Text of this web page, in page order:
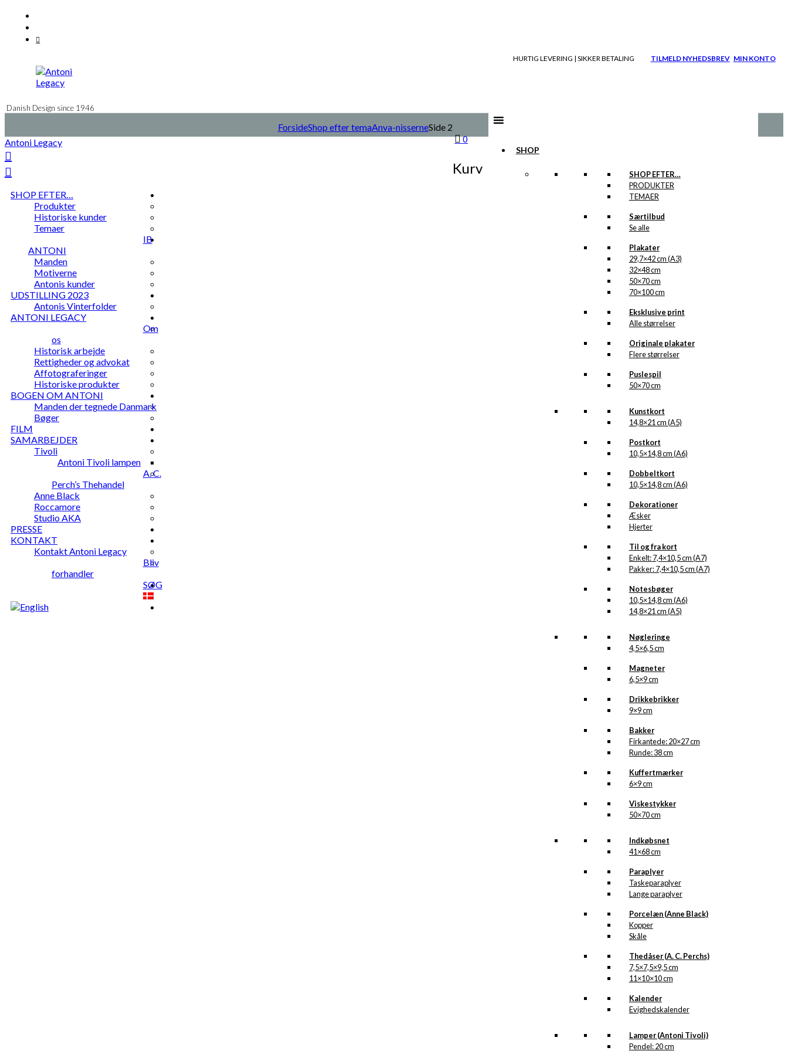
Videre
indhold
HURTIG LEVERING | SIKKER BETALING TILMELD NYHEDSBREV MIN KONTO
Danish Design since 1946
SHOP
SHOP EFTER…
PRODUKTER
TEMAER
Særtilbud
Se alle
Plakater
29,7×42 cm (A3)
32×48 cm
50×70 cm
70×100 cm
Eksklusive print
Alle størrelser
Originale plakater
Flere størrelser
Puslespil
50×70 cm
Kunstkort
14,8×21 cm (A5)
Postkort
10,5×14,8 cm (A6)
Dobbeltkort
10,5×14,8 cm (A6)
Dekorationer
Æsker
Hjerter
Til og fra kort
Enkelt: 7,4×10,5 cm (A7)
Pakker: 7,4×10,5 cm (A7)
Notesbøger
10,5×14,8 cm (A6)
14,8×21 cm (A5)
Nøgleringe
4,5×6,5 cm
Magneter
6,5×9 cm
Drikkebrikker
9×9 cm
Bakker
Firkantede: 20×27 cm
Runde: 38 cm
Kuffertmærker
6×9 cm
Viskestykker
50×70 cm
Indkøbsnet
41×68 cm
Paraplyer
Taskeparaplyer
Lange paraplyer
Porcelæn (Anne Black)
Kopper
Skåle
Thedåser (A. C. Perchs)
7,5×7,5×9,5 cm
11×10×10 cm
Kalender
Evighedskalender
Lamper (Antoni Tivoli)
Pendel: 20 cm
0
Kurv
ForsideShop efter temaAnva-nisserneSide 2
Antoni Legacy
SHOP EFTER…
Produkter
Historiske kunder
Temaer
IB
ANTONI
Manden
Motiverne
Antonis kunder
UDSTILLING 2023
Antonis Vinterfolder
ANTONI LEGACY
Om
os
Historisk arbejde
Rettigheder og advokat
Affotograferinger
Historiske produkter
BOGEN OM ANTONI
Manden der tegnede Danmark
Bøger
FILM
SAMARBEJDER
Tivoli
Antoni Tivoli lampen
A. C.
Perch’s Thehandel
Anne Black
Roccamore
Studio AKA
PRESSE
KONTAKT
Kontakt Antoni Legacy
Bliv
forhandler
SØG